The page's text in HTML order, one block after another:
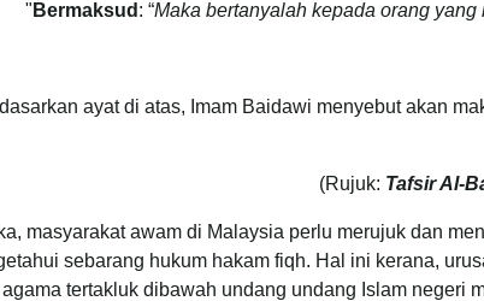
Bermaksud : “Maka bertanyalah kepada orang
"
ayat di atas, Imam Baidawi menyebut akan
Tafsir Al-
masyarakat awam di Malaysia perlu merujuk dan
sebarang hukum hakam fiqh. Hal ini kerana,
agama tertakluk dibawah undang undang Islam negeri